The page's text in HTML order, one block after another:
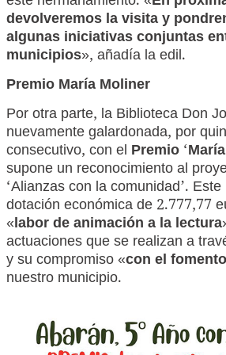
devolveremos la visita y
algunas iniciativas conjuntas
municipios», añadía la edil.
Premio María Moliner
Por otra parte, la Biblioteca Don
nuevamente galardonada, por
consecutivo, con el Premio ‘
supone un reconocimiento al
‘Alianzas con la comunidad’.
dotación económica de 2.777,77
«labor de animación a la lectura
actuaciones que se realizan a
y su compromiso «con el
nuestro municipio.